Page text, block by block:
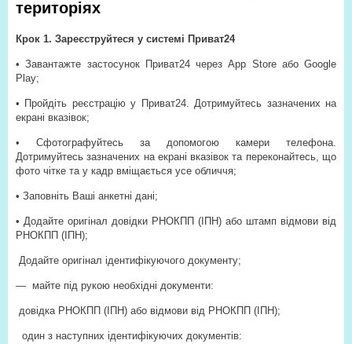
територіях
Крок 1. Зареєструйтеся у системі Приват24
• Завантажте застосунок Приват24 через App Store або Google
Play;
• Пройдіть реєстрацію у Приват24. Дотримуйтесь зазначених на
екрані вказівок;
• Сфотографуйтесь за допомогою камери телефона.
Дотримуйтесь зазначених на екрані вказівок та переконайтесь, що
фото чітке та у кадр вміщається усе обличчя;
• Заповніть Ваші анкетні дані;
• Додайте оригінал довідки РНОКПП (ІПН) або штамп відмови від
РНОКПП (ІПН);
Додайте оригінал ідентифікуючого документу;
— майте під рукою необхідні документи:
довідка РНОКПП (ІПН) або відмови від РНОКПП (ІПН);
один з наступних ідентифікуючих документів: